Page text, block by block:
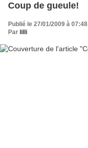
Coup de gueule!
Publié le 27/01/2009 à 07:48
Par lilli